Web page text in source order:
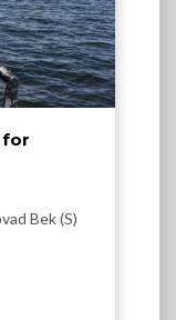
for
Bek (S)